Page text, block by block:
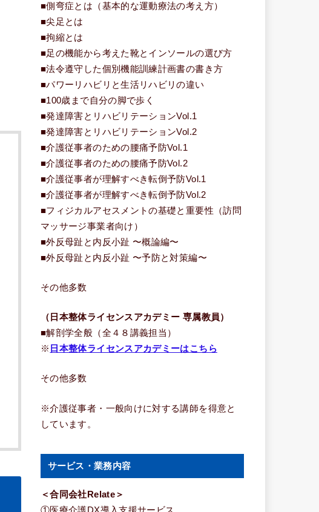
■側弯症とは（基本的な運動療法の考え方）
■尖足とは
■拘縮とは
■足の機能から考えた靴とインソールの選び方
■法令遵守した個別機能訓練計画書の書き方
■パワーリハビリと生活リハビリの違い
■100歳まで自分の脚で歩く
■発達障害とリハビリテーションVol.1
■発達障害とリハビリテーションVol.2
■介護従事者のための腰痛予防Vol.1
■介護従事者のための腰痛予防Vol.2
■介護従事者が理解すべき転倒予防Vol.1
■介護従事者が理解すべき転倒予防Vol.2
■フィジカルアセスメントの基礎と重要性（訪問
マッサージ事業者向け）
■外反母趾と内反小趾 〜概論編〜
■外反母趾と内反小趾 〜予防と対策編〜
その他多数
（日本整体ライセンスアカデミー 専属教員）
■解剖学全般（全４８講義担当）
※ 日本整体ライセンスアカデミーはこちら
その他多数
※介護従事者・一般向けに対する講師を得意と
しています。
サービス・業務内容
＜合同会社Relate＞